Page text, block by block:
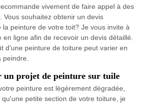
vivement de faire appel à des
Vous souhaitez obtenir un devis
la peinture de votre toit? Je vous invite à
ligne afin de recevoir un devis détaillé.
d'une peinture de toiture peut varier en
un projet de peinture sur tuile
peinture est légèrement dégradée,
petite section de votre toiture, je